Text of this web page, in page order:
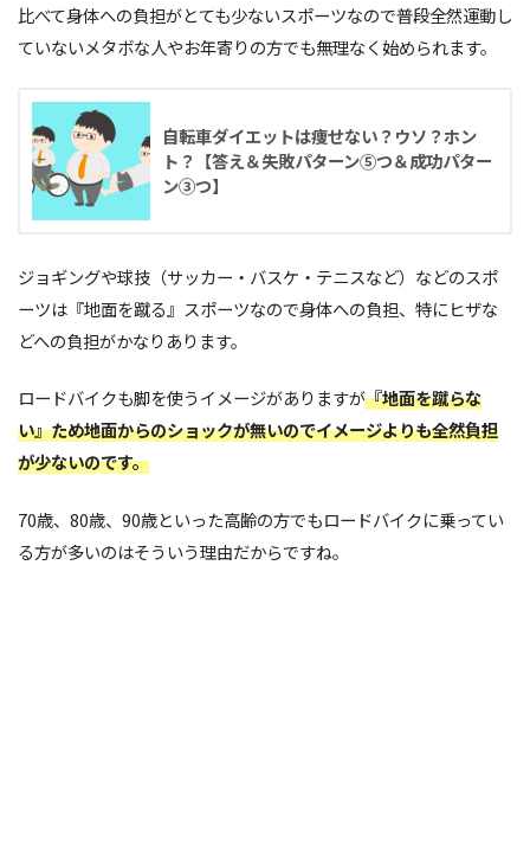
比べて身体への負担がとても少ないスポーツなので普段全然運動し
ていないメタボな人やお年寄りの方でも無理なく始められます。
自転車ダイエットは痩せない？ウソ？ホン
ト？【答え＆失敗パターン⑤つ＆成功パター
ン③つ】
ジョギングや球技（サッカー・バスケ・テニスなど）などのスポ
ーツは『地面を蹴る』スポーツなので身体への負担、特にヒザな
どへの負担がかなりあります。
ロードバイクも脚を使うイメージがありますが『地面を蹴らな
い』ため地面からのショックが無いのでイメージよりも全然負担
が少ないのです。
70歳、80歳、90歳といった高齢の方でもロードバイクに乗ってい
る方が多いのはそういう理由だからですね。